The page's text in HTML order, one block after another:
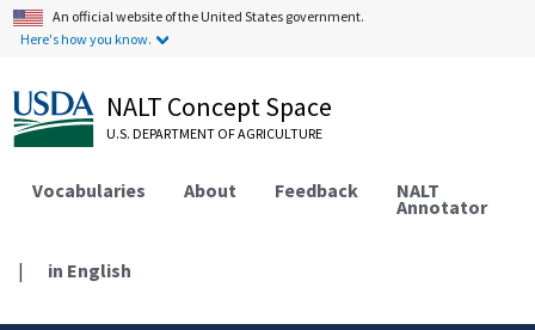
An official website of the United States government.
Here's how you know.
NALT Concept Space
U.S. DEPARTMENT OF AGRICULTURE
Vocabularies About Feedback NALT
Annotator
| in English